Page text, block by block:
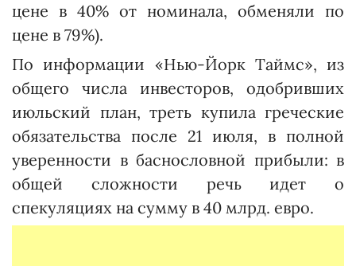
цене в 40% от номинала, обменяли по
цене в 79%).
По информации «Нью-Йорк Таймс», из
общего числа инвесторов, одобривших
июльский план, треть купила греческие
обязательства после 21 июля, в полной
уверенности в баснословной прибыли: в
общей сложности речь идет о
спекуляциях на сумму в 40 млрд. евро.